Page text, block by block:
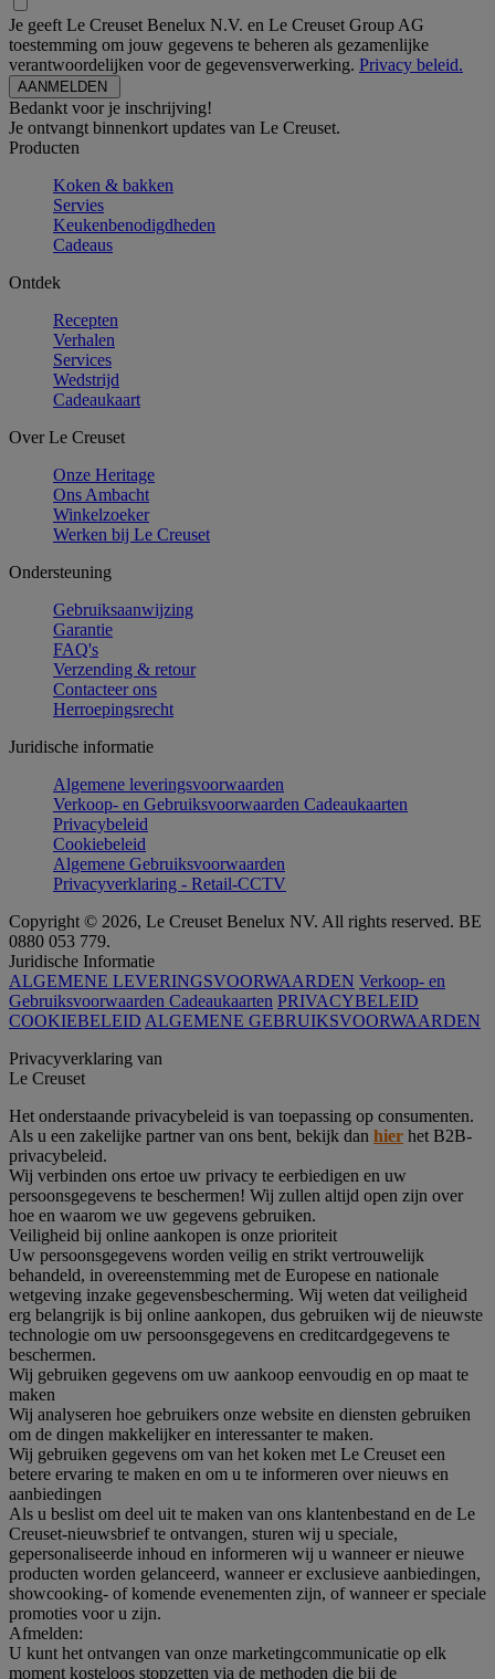
Je geeft Le Creuset Benelux N.V. en Le Creuset Group AG
toestemming om jouw gegevens te beheren als gezamenlijke
verantwoordelijken voor de gegevensverwerking. Privacy beleid.
Bedankt voor je inschrijving!
Je ontvangt binnenkort updates van Le Creuset.
Producten
Koken & bakken
Servies
Keukenbenodigdheden
Cadeaus
Ontdek
Recepten
Verhalen
Services
Wedstrijd
Cadeaukaart
Over Le Creuset
Onze Heritage
Ons Ambacht
Winkelzoeker
Werken bij Le Creuset
Ondersteuning
Gebruiksaanwijzing
Garantie
FAQ's
Verzending & retour
Contacteer ons
Herroepingsrecht
Juridische informatie
Algemene leveringsvoorwaarden
Verkoop- en Gebruiksvoorwaarden Cadeaukaarten
Privacybeleid
Cookiebeleid
Algemene Gebruiksvoorwaarden
Privacyverklaring - Retail-CCTV
Copyright © 2026, Le Creuset Benelux NV. All rights reserved. BE
0880 053 779.
Juridische Informatie
ALGEMENE LEVERINGSVOORWAARDEN Verkoop- en
Gebruiksvoorwaarden Cadeaukaarten PRIVACYBELEID
COOKIEBELEID ALGEMENE GEBRUIKSVOORWAARDEN
Privacyverklaring van
Le Creuset
Het onderstaande privacybeleid is van toepassing op consumenten.
Als u een zakelijke partner van ons bent, bekijk dan hier het B2B-
privacybeleid.
Wij verbinden ons ertoe uw privacy te eerbiedigen en uw
persoonsgegevens te beschermen! Wij zullen altijd open zijn over
hoe en waarom we uw gegevens gebruiken.
Veiligheid bij online aankopen is onze prioriteit
Uw persoonsgegevens worden veilig en strikt vertrouwelijk
behandeld, in overeenstemming met de Europese en nationale
wetgeving inzake gegevensbescherming. Wij weten dat veiligheid
erg belangrijk is bij online aankopen, dus gebruiken wij de nieuwste
technologie om uw persoonsgegevens en creditcardgegevens te
beschermen.
Wij gebruiken gegevens om uw aankoop eenvoudig en op maat te
maken
Wij analyseren hoe gebruikers onze website en diensten gebruiken
om de dingen makkelijker en interessanter te maken.
Wij gebruiken gegevens om van het koken met Le Creuset een
betere ervaring te maken en om u te informeren over nieuws en
aanbiedingen
Als u beslist om deel uit te maken van ons klantenbestand en de Le
Creuset-nieuwsbrief te ontvangen, sturen wij u speciale,
gepersonaliseerde inhoud en informeren wij u wanneer er nieuwe
producten worden gelanceerd, wanneer er exclusieve aanbiedingen,
showcooking- of komende evenementen zijn, of wanneer er speciale
promoties voor u zijn.
Afmelden:
U kunt het ontvangen van onze marketingcommunicatie op elk
moment kosteloos stopzetten via de methoden die bij de